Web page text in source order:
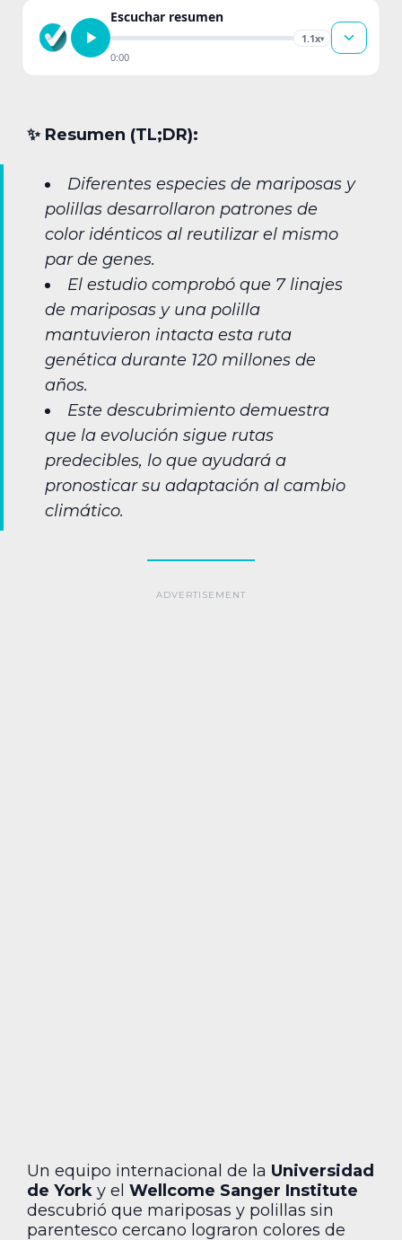
Escuchar resumen
1.1x▾
0:00
✨︎ Resumen (TL;DR):
Diferentes especies de mariposas y
polillas desarrollaron patrones de
color idénticos al reutilizar el mismo
par de genes.
El estudio comprobó que 7 linajes
de mariposas y una polilla
mantuvieron intacta esta ruta
genética durante 120 millones de
años.
Este descubrimiento demuestra
que la evolución sigue rutas
predecibles, lo que ayudará a
pronosticar su adaptación al cambio
climático.
Un equipo internacional de la Universidad
de York y el Wellcome Sanger Institute
descubrió que mariposas y polillas sin
parentesco cercano lograron colores de